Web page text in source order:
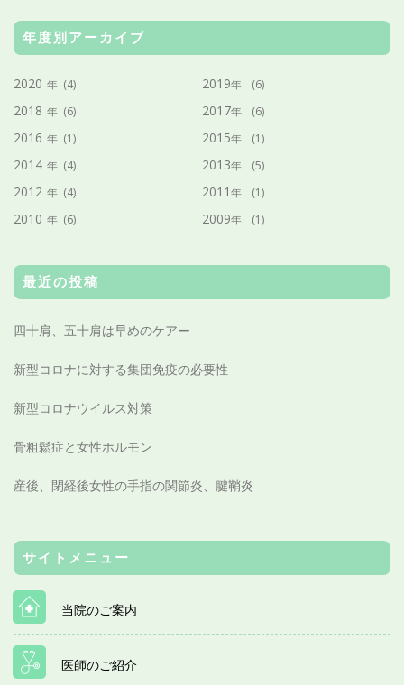
年度別アーカイブ
2020 (4)
年 2019 (6)
年
2018 (6)
年 2017 (6)
年
2016 (1)
年 2015 (1)
年
2014 (4)
年 2013 (5)
年
2012 (4)
年 2011 (1)
年
2010 (6)
年 2009 (1)
年
最近の投稿
四十肩、五十肩は早めのケアー
新型コロナに対する集団免疫の必要性
新型コロナウイルス対策
骨粗鬆症と女性ホルモン
産後、閉経後女性の手指の関節炎、腱鞘炎
サイトメニュー
当院のご案内
医師のご紹介